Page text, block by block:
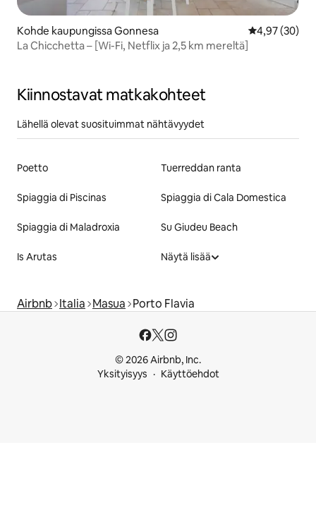
Kohde kaupungissa Gonnesa
4,97 (30)
La Chicchetta – [Wi-Fi, Netflix ja 2,5 km mereltä]
Kiinnostavat matkakohteet
Lähellä olevat suosituimmat nähtävyydet
Poetto Tuerreddan ranta
Spiaggia di Piscinas Spiaggia di Cala Domestica
Spiaggia di Maladroxia Su Giudeu Beach
Is Arutas Näytä lisää
Airbnb Italia Masua Porto Flavia
© 2026 Airbnb, Inc.
Yksityisyys
Käyttöehdot